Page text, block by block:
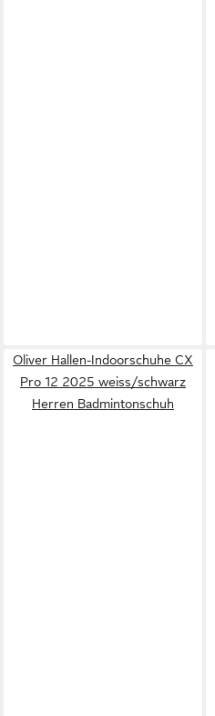
Oliver Hallen-Indoorschuhe CX
Pro 12 2025 weiss/schwarz
Herren Badmintonschuh